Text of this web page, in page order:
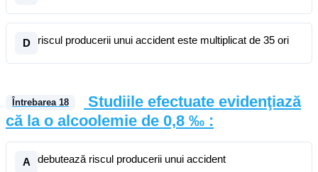
D riscul producerii unui accident este multiplicat de 35 ori
Întrebarea 18
Studiile efectuate evidenţiază
că la o alcoolemie de 0,8 ‰ :
A debutează riscul producerii unui accident